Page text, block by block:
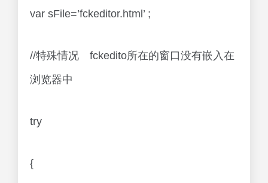
var sFile=’fckeditor.html’ ;
//特殊情况 fckedito所在的窗口没有嵌入在
浏览器中
try
{